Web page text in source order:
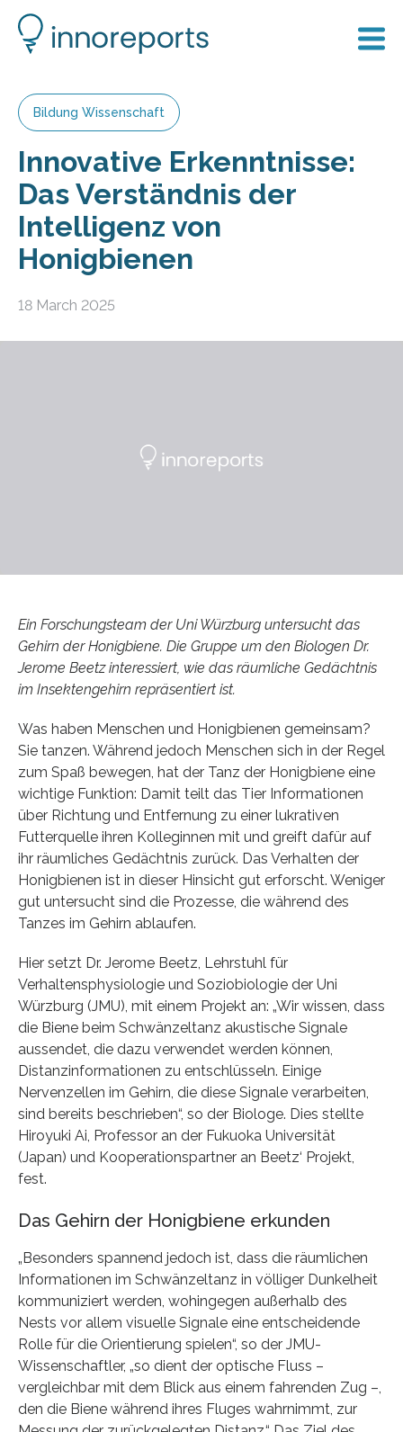
Bildung Wissenschaft
Innovative Erkenntnisse:
Das Verständnis der
Intelligenz von
Honigbienen
18 March 2025
Ein Forschungsteam der Uni Würzburg untersucht das
Gehirn der Honigbiene. Die Gruppe um den Biologen Dr.
Jerome Beetz interessiert, wie das räumliche Gedächtnis
im Insektengehirn repräsentiert ist.
Was haben Menschen und Honigbienen gemeinsam?
Sie tanzen. Während jedoch Menschen sich in der Regel
zum Spaß bewegen, hat der Tanz der Honigbiene eine
wichtige Funktion: Damit teilt das Tier Informationen
über Richtung und Entfernung zu einer lukrativen
Futterquelle ihren Kolleginnen mit und greift dafür auf
ihr räumliches Gedächtnis zurück. Das Verhalten der
Honigbienen ist in dieser Hinsicht gut erforscht. Weniger
gut untersucht sind die Prozesse, die während des
Tanzes im Gehirn ablaufen.
Hier setzt Dr. Jerome Beetz, Lehrstuhl für
Verhaltensphysiologie und Soziobiologie der Uni
Würzburg (JMU), mit einem Projekt an: „Wir wissen, dass
die Biene beim Schwänzeltanz akustische Signale
aussendet, die dazu verwendet werden können,
Distanzinformationen zu entschlüsseln. Einige
Nervenzellen im Gehirn, die diese Signale verarbeiten,
sind bereits beschrieben“, so der Biologe. Dies stellte
Hiroyuki Ai, Professor an der Fukuoka Universität
(Japan) und Kooperationspartner an Beetz‘ Projekt,
fest.
Das Gehirn der Honigbiene erkunden
„Besonders spannend jedoch ist, dass die räumlichen
Informationen im Schwänzeltanz in völliger Dunkelheit
kommuniziert werden, wohingegen außerhalb des
Nests vor allem visuelle Signale eine entscheidende
Rolle für die Orientierung spielen“, so der JMU-
Wissenschaftler, „so dient der optische Fluss –
vergleichbar mit dem Blick aus einem fahrenden Zug –,
den die Biene während ihres Fluges wahrnimmt, zur